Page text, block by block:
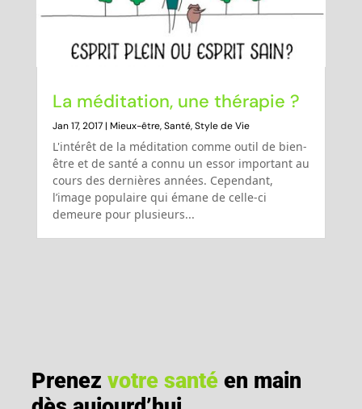
La méditation, une thérapie ?
Jan 17, 2017| Mieux-être,Santé,Style de Vie
L'intérêt de la méditation comme outil de bien-
être et de santé a connu un essor important au
cours des dernières années. Cependant,
l’image populaire qui émane de celle-ci
demeure pour plusieurs...
Prenez votre santé en main